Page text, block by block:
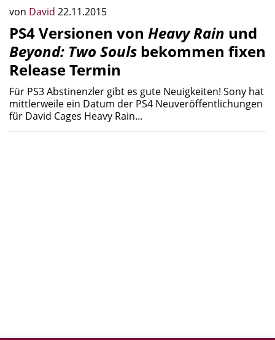
von David 22.11.2015
PS4 Versionen von Heavy Rain und
Beyond: Two Souls bekommen fixen
Release Termin
Für PS3 Abstinenzler gibt es gute Neuigkeiten! Sony hat
mittlerweile ein Datum der PS4 Neuveröffentlichungen
für David Cages Heavy Rain...